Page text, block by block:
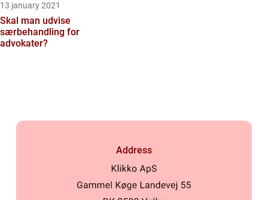
13 january 2021
Skal man udvise
særbehandling for
advokater?
Address